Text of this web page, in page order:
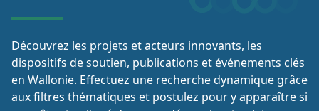
Découvrez les projets et acteurs innovants, les
dispositifs de soutien, publications et événements clés
en Wallonie. Effectuez une recherche dynamique grâce
aux filtres thématiques et postulez pour y apparaître si